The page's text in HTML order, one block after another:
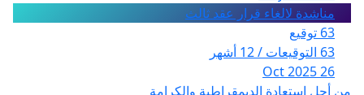
مناشدة لالغاء قرار عقد ثالث
63 توقيع
63 التوقيعات / 12 أشهر
26 Oct 2025
من أجل استعادة الديمقراطية والكرامة